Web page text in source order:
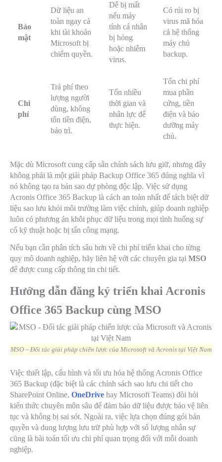
Bảo
mật
Dữ liệu an
toàn ngay cả
khi tài khoản
Microsoft bị
chiếm quyền.
Dễ bị mất
nếu máy
tính cá nhân
bị hỏng
hoặc nhiễm
virus.
Có rủi ro bị
virus mã hóa
cả hệ thống
máy chủ
backup.
Chi
phí
Trả phí theo
lượng người
dùng, không
tốn tiền điện,
bảo trì.
Tốn nhiều
thời gian và
nhân lực để
thực hiện.
Tốn chi phí
mua phần
cứng, tiền
điện và bảo
dưỡng máy
chủ.
Mặc dù Microsoft cung cấp sẵn chính sách lưu giữ, nhưng đây
không phải là một giải pháp Backup Office 365 đúng nghĩa vì
nó không tạo ra bản sao dự phòng độc lập. Việc sử dụng
Acronis Office 365 Backup là cách an toàn nhất để tách biệt dữ
liệu sao lưu khỏi môi trường làm việc chính, giúp doanh nghiệp
luôn có phương án khôi phục dữ liệu trong mọi tình huống sự
cố kỹ thuật hoặc bị tấn công mạng.
Nếu bạn cần phân tích sâu hơn về chi phí triển khai cho từng
quy mô doanh nghiệp, hãy liên hệ với các chuyên gia tại MSO
để được cung cấp thông tin chi tiết.
Hướng dẫn đăng ký triển khai Acronis
Office 365 Backup cùng MSO
MSO – Đối tác giải pháp chiến lược của Microsoft và Acronis tại Việt Nam
Việc thiết lập, cấu hình và tối ưu hóa hệ thống Acronis Office
365 Backup (đặc biệt là các chính sách sao lưu chi tiết cho
SharePoint Online, OneDrive hay Microsoft Teams) đòi hỏi
kiến thức chuyên môn sâu để đảm bảo dữ liệu được bảo vệ liên
tục và không bị sai sót. Ngoài ra, việc lựa chọn đúng gói bản
quyền và dung lượng lưu trữ phù hợp với số lượng nhân sự
cũng là bài toán tối ưu chi phí quan trọng đối với mỗi doanh
nghiệp.